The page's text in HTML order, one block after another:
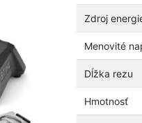
Zdroj
Menovité
Dĺžka rezu
Hmotnosť